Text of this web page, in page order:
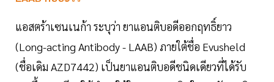
แอสตร้าเซนเนก้า ระบุว่า ยาแอนติบอดีออกฤทธิ์ยาว
(Long-acting Antibody - LAAB) ภายใต้ชื่อ Evusheld
(ชื่อเดิม AZD7442) เป็นยาแอนติบอดีชนิดเดียวที่ได้รับ